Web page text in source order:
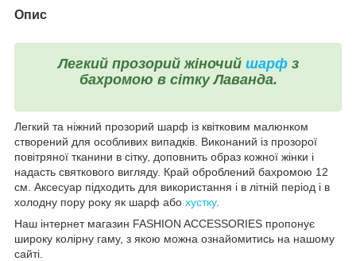
Опис
Легкий прозорий жіночий шарфз
бахромою в сітку Лаванда.
Легкий та ніжний прозорий шарф із квітковим малюнком
створений для особливих випадків. Виконаний із прозорої
повітряної тканини в сітку, доповнить образ кожної жінки і
надасть святкового вигляду. Край оброблений бахромою 12
см. Аксесуар підходить для використання і в літній період і в
холодну пору року як шарф або хустку.
Наш інтернет магазин FASHION ACCESSORIES пропонує
широку колірну гаму, з якою можна ознайомитись на нашому
сайті.